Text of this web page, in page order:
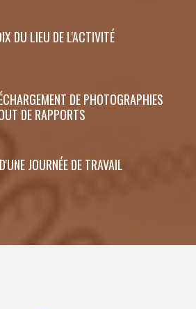
DU LIEU DE L'ACTIVITÉ
DE PHOTOGRAPHIES
DE RAPPORTS
JOURNÉE DE TRAVAIL